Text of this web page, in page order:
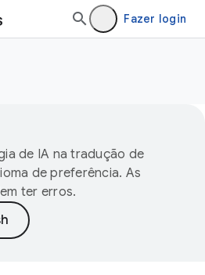
Fazer login
de IA na tradução de
de preferência. As
ter erros.